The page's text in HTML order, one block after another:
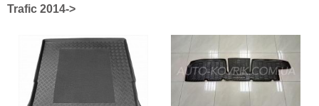
Trafic 2014->